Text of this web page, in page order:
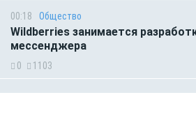
00:18 Общество
Wildberries занимается
мессенджера
0 1103